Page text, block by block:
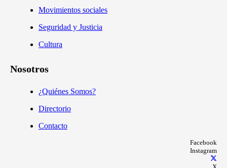
Movimientos sociales
Seguridad y Justicia
Cultura
Nosotros
¿Quiénes Somos?
Directorio
Contacto
Facebook
Instagram